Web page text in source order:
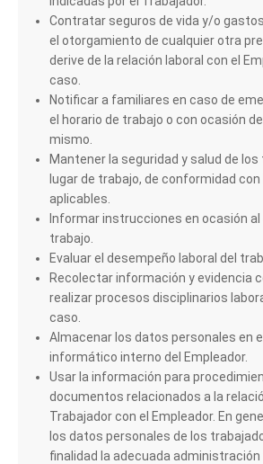
Contratar seguros de vida y/o
el otorgamiento de cualquier otra
derive de la relación laboral con el
caso.
Notificar a familiares en caso de
el horario de trabajo o con ocasión
mismo.
Mantener la seguridad y salud de los
lugar de trabajo, de conformidad
aplicables.
Informar instrucciones en ocasión
trabajo.
Evaluar el desempeño laboral del
Recolectar información y evidencia
realizar procesos disciplinarios
caso.
Almacenar los datos personales en
informático interno del Empleador.
Usar la información para
documentos relacionados a la
Trabajador con el Empleador. En
los datos personales de los
finalidad la adecuada administración